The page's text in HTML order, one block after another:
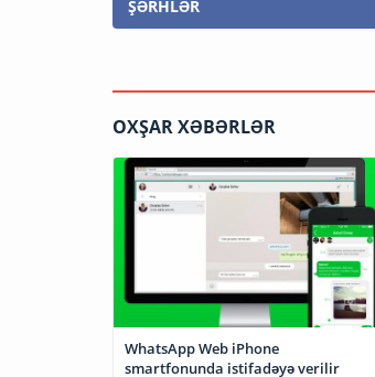
ŞƏRHLƏR
OXŞAR XƏBƏRLƏR
WhatsApp Web iPhone
smartfonunda istifadəyə verilir